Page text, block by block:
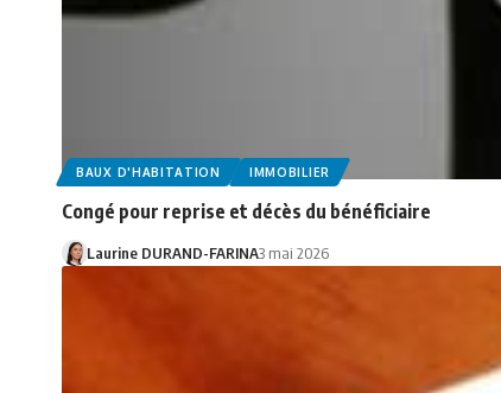
BAUX D'HABITATION IMMOBILIER
Congé pour reprise et décès du bénéficiaire
Laurine DURAND-FARINA3 mai 2026